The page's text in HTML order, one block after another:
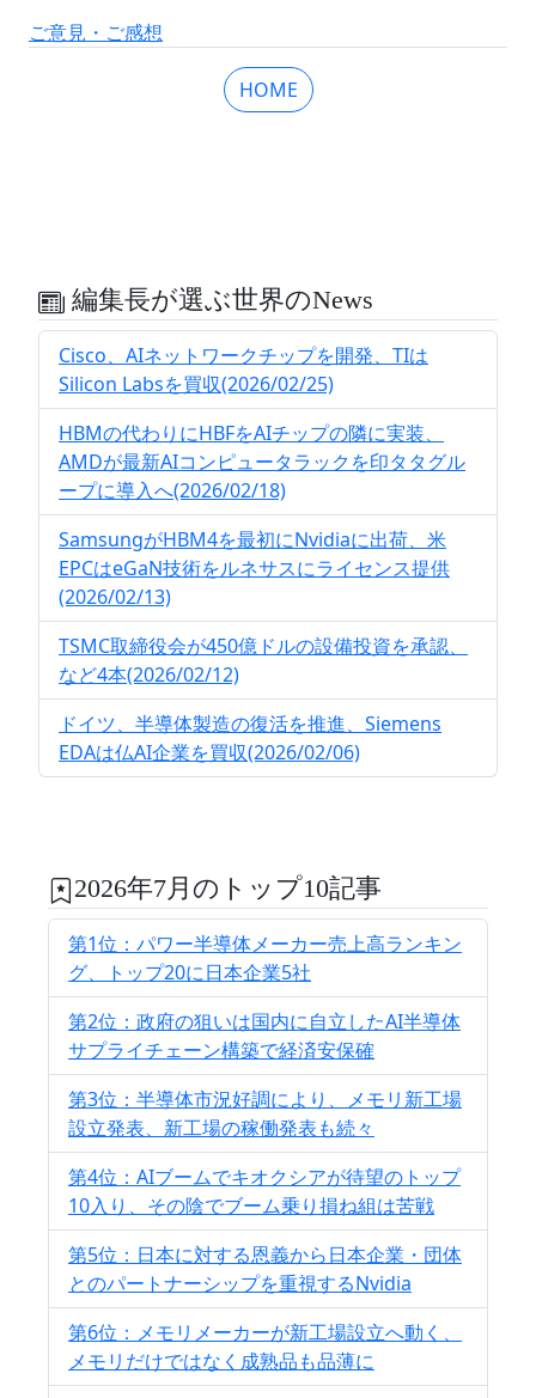
ご意見・ご感想
HOME
編集長が選ぶ世界のNews
Cisco、AIネットワークチップを開発、TIは
Silicon Labsを買収(2026/02/25)
HBMの代わりにHBFをAIチップの隣に実装、
AMDが最新AIコンピュータラックを印タタグル
ープに導入へ(2026/02/18)
SamsungがHBM4を最初にNvidiaに出荷、米
EPCはeGaN技術をルネサスにライセンス提供
(2026/02/13)
TSMC取締役会が450億ドルの設備投資を承認、
など4本(2026/02/12)
ドイツ、半導体製造の復活を推進、Siemens
EDAは仏AI企業を買収(2026/02/06)
2026年7月のトップ10記事
第1位：パワー半導体メーカー売上高ランキン
グ、トップ20に日本企業5社
第2位：政府の狙いは国内に自立したAI半導体
サプライチェーン構築で経済安保確
第3位：半導体市況好調により、メモリ新工場
設立発表、新工場の稼働発表も続々
第4位：AIブームでキオクシアが待望のトップ
10入り、その陰でブーム乗り損ね組は苦戦
第5位：日本に対する恩義から日本企業・団体
とのパートナーシップを重視するNvidia
第6位：メモリメーカーが新工場設立へ動く、
メモリだけではなく成熟品も品薄に